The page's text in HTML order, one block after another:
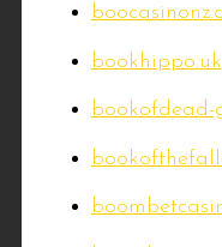
bookhippo.uk
bookofdead-